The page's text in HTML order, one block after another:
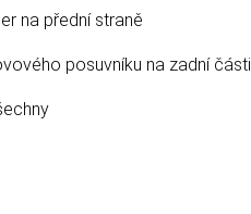
na přední straně
posuvníku na zadní části.